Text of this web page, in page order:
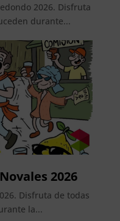
2026. Disfruta
durante...
2026
Disfruta de todas
la...